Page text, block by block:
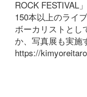
ROCK FESTIVAL
150本以上のライブ
ボーカリストとし
か、写真展も実施
https://